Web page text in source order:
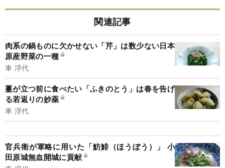
関連記事
肉系の鍋ものに欠かせない「芹」は数少ない日本
原産野菜の一種
車 浮代
薹が立つ前に食べたい「ふきのとう」は春を告げ
る若返りの妙薬
車 浮代
官兵衛が軍略に用いた「魴鯡（ほうぼう）」 小
田原城無血開城に貢献